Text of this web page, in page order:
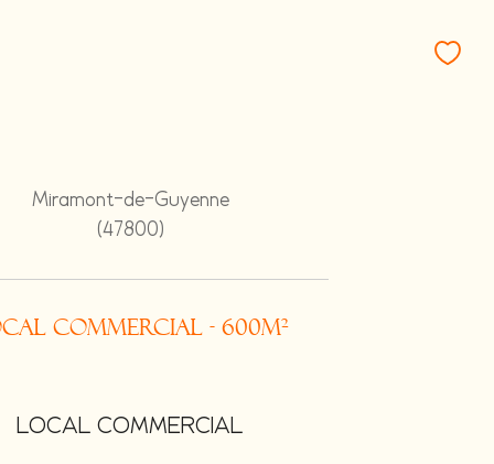
Miramont-de-Guyenne
(47800)
commercial - 600m²
LOCAL COMMERCIAL